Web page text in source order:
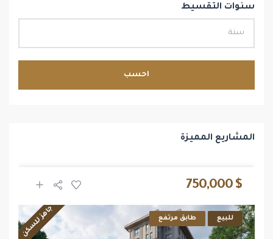
سنوات التقسيط
احسب
المشاريع المميزة
$ 750,000
للبيع طابق مرتفع جاهز للسكن